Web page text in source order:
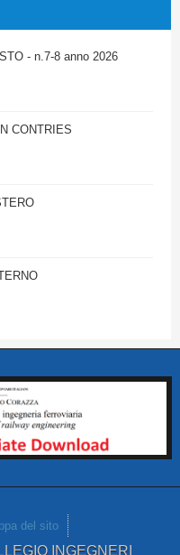
- n.7-8 anno 2026
CONTRIES
del sito
INGEGNERI